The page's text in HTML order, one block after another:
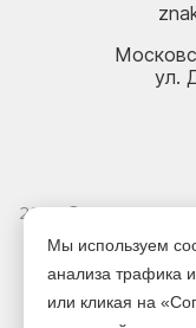
ул.
2026 © Электрика
Королёв.
Мы используем
анализа трафика
или кликая на